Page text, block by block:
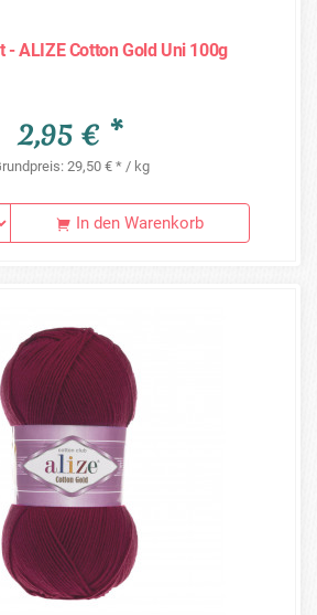
- ALIZE Cotton Gold Uni 100g
2,95 € *
29,50 € * / kg
In den Warenkorb